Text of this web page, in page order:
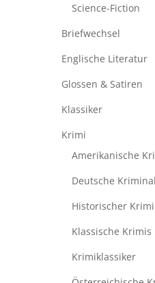
Science-Fiction
Briefwechsel
Englische Literatur
Glossen & Satiren
Klassiker
Krimi
Amerikanische
Deutsche
Historischer
Klassische Krimis
Krimiklassiker